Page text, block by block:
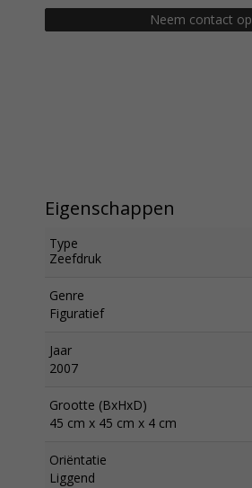
Neem contact op
Eigenschappen
Type
Zeefdruk
Genre
Figuratief
Jaar
2007
Grootte (BxHxD)
45 cm x 45 cm x 4 cm
Oriëntatie
Liggend